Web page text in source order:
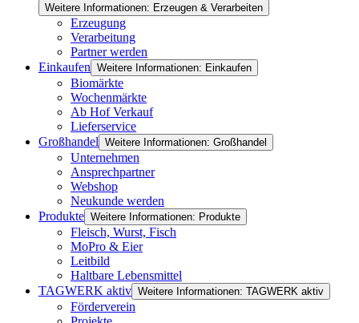
Weitere Informationen: Erzeugen & Verarbeiten
Erzeugung
Verarbeitung
Partner werden
Einkaufen Weitere Informationen: Einkaufen
Biomärkte
Wochenmärkte
Ab Hof Verkauf
Lieferservice
Großhandel Weitere Informationen: Großhandel
Unternehmen
Ansprechpartner
Webshop
Neukunde werden
Produkte Weitere Informationen: Produkte
Fleisch, Wurst, Fisch
MoPro & Eier
Leitbild
Haltbare Lebensmittel
TAGWERK aktiv Weitere Informationen: TAGWERK aktiv
Förderverein